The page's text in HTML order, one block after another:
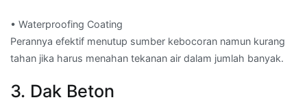
• Waterproofing Coating
Perannya efektif menutup sumber kebocoran namun kurang
tahan jika harus menahan tekanan air dalam jumlah banyak.
3. Dak Beton